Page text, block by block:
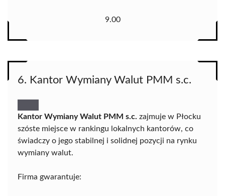
9.00
6. Kantor Wymiany Walut PMM s.c.
Kantor Wymiany Walut PMM s.c. zajmuje w Płocku
szóste miejsce w rankingu lokalnych kantorów, co
świadczy o jego stabilnej i solidnej pozycji na rynku
wymiany walut.
Firma gwarantuje: